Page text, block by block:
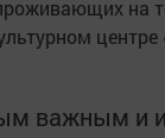
на
важным и